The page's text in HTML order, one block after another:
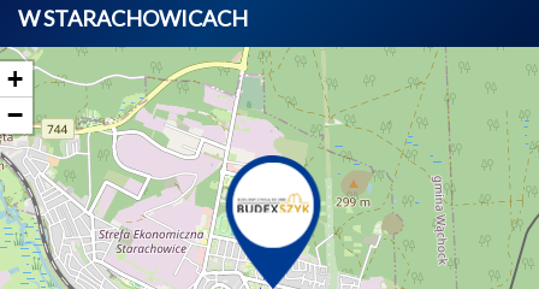
W STARACHOWICACH
+
−